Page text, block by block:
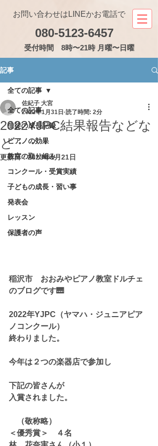
080-5123-6457
お問い合わせはLINEかお電話で
受付時間 8時〜21時 月曜〜日曜
記事
全ての記事
生徒の成長記録
ピアノの効果
教室の取り組み
コンクール・受賞実績
子どもの成長・習い事
発表会
レッスン
保護者の声
全ての記事
2022YJPC結果報告などな
ど・・・
佐紀子 大宮
2022年1月31日 読了時間: 2分
更新日：2023年1月21日
稲沢市　おおみやピアノ教室ドルチェ
のブログです🎹
2022年YJPC（ヤマハ・ジュニアピア
ノコンクール）
終わりました。
今年は２つの楽器店で参加し
下記の皆さんが
入賞されました。
（敬称略）
＜優秀賞＞　４名